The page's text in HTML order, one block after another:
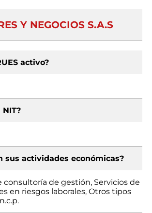
Y NEGOCIOS S.A.S
activo?
NIT?
sus actividades económicas?
consultoría de gestión, Servicios de
en riesgos laborales, Otros tipos